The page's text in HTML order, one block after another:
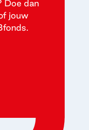
Doe dan
jouw